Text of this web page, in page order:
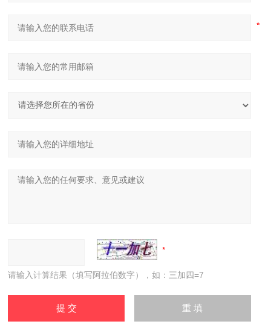
请输入计算结果（填写阿拉伯数字），如：三加四=7